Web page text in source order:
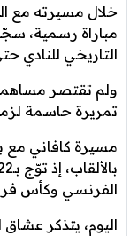
التاريخي للنادي
تمريرة حاسمة
مسيرة كافاني مع
الفرنسي وكأس
اليوم، يتذكر